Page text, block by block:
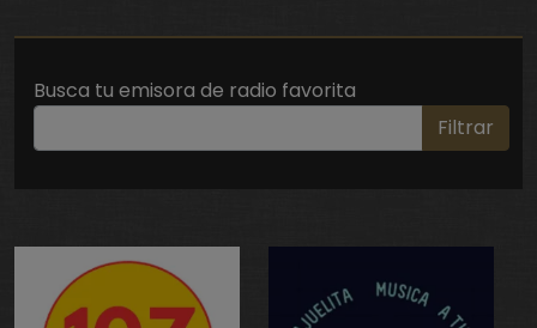
Busca tu emisora de radio favorita
Filtrar